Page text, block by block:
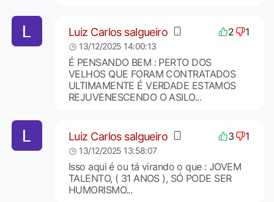
Luiz Carlos salgueiro 2 1
13/12/2025 14:00:13
É PENSANDO BEM : PERTO DOS
VELHOS QUE FORAM CONTRATADOS
ULTIMAMENTE É VERDADE ESTAMOS
REJUVENESCENDO O ASILO...
Luiz Carlos salgueiro 3 1
13/12/2025 13:58:07
Isso aqui é ou tá virando o que : JOVEM
TALENTO, ( 31 ANOS ), SÓ PODE SER
HUMORISMO...